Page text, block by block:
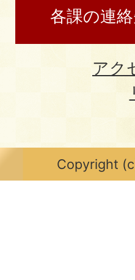
各課の連
アク
Copyright